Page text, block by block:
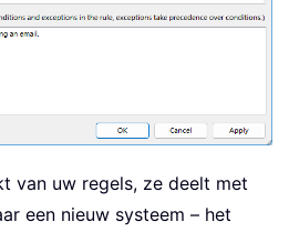
van uw regels, ze deelt met
een nieuw systeem – het